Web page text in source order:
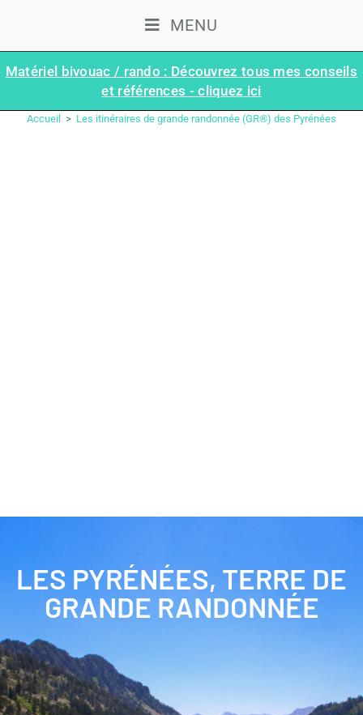
MENU
Matériel bivouac / rando : Découvrez tous mes conseils
et références - cliquez ici
Accueil > Les itinéraires de grande randonnée (GR®) des Pyrénées
LES PYRÉNÉES, TERRE DE
GRANDE RANDONNÉE